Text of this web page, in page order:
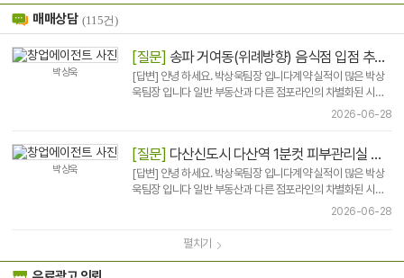
- 2016년 05월
- 2016년 04월의뢰분야 1위
- 2016년 02월 친절상담분야 2위
- 2016년 01월
친절상담분야 1위
의뢰분야 1위
- 2015년 12월의뢰분야 2위
- 2015년 10월친절상담분야 2위
매매상담 (115건)
박상욱
[질문] 송파 거여동(위례방향) 음식점 입점 추천 합니다.
[답변] 안녕 하세요. 박상욱팀장 입니다계약 실적이 많은 박상
욱팀장 입니다 일반 부동산과 다른 점포라인의 차별화된 시스
템으로 양도 도와 드립니다.긍금한점은 전화 주세요. 0102026-06-28
박상욱
[질문] 다산신도시 다산역 1분컷 피부관리실 양도 문의
[답변] 안녕 하세요. 박상욱팀장 입니다계약 실적이 많은 박상
욱팀장 입니다 일반 부동산과 다른 점포라인의 차별화된 시스
템으로 양도 도와 드립니다.긍금한점은 전화 주세요. 0102026-06-28
펼치기